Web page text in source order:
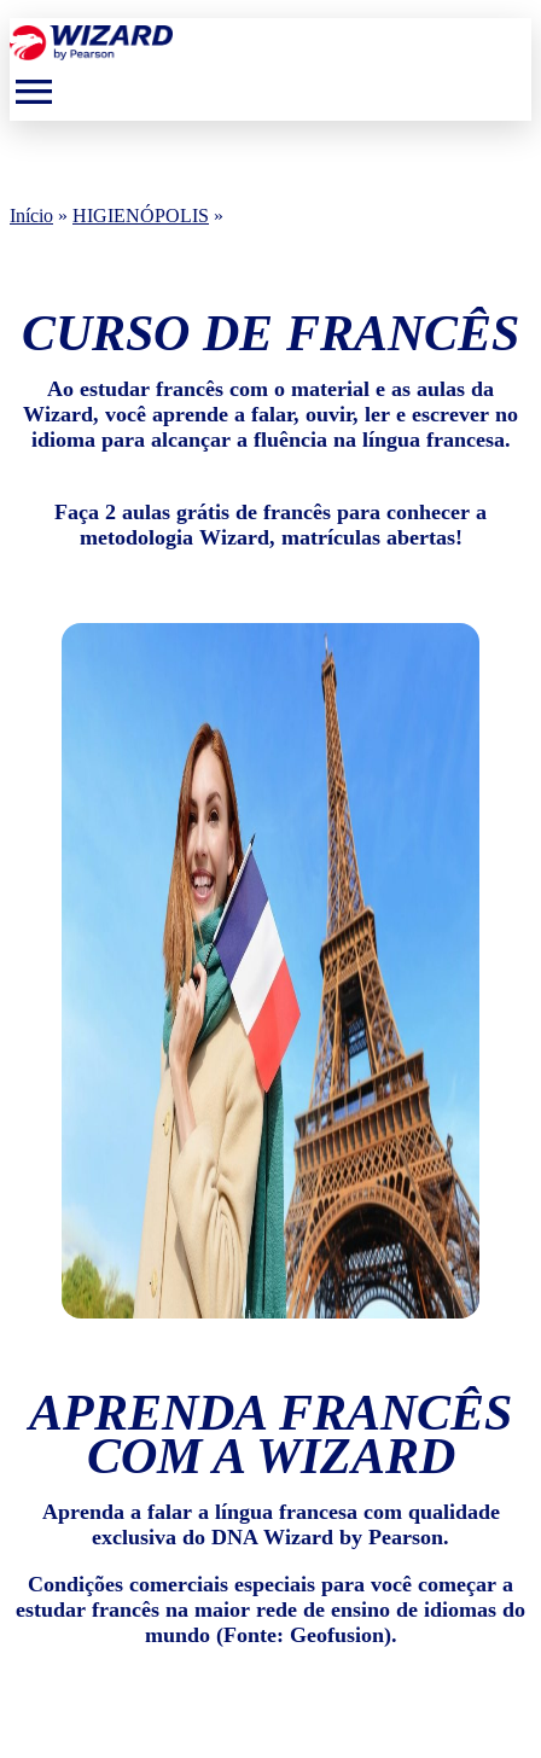
menu
Início » HIGIENÓPOLIS »
CURSO DE FRANCÊS
Ao estudar francês com o material e as aulas da
Wizard, você aprende a falar, ouvir, ler e escrever no
idioma para alcançar a fluência na língua francesa.
Faça 2 aulas grátis de francês para conhecer a
metodologia Wizard, matrículas abertas!
APRENDA FRANCÊS
COM A WIZARD
Aprenda a falar a língua francesa com qualidade
exclusiva do DNA Wizard by Pearson.
Condições comerciais especiais para você começar a
estudar francês na maior rede de ensino de idiomas do
mundo (Fonte: Geofusion).